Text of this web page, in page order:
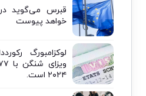
خواهد پیوست
لوکزامبورگ
۲۰۲۴ است.